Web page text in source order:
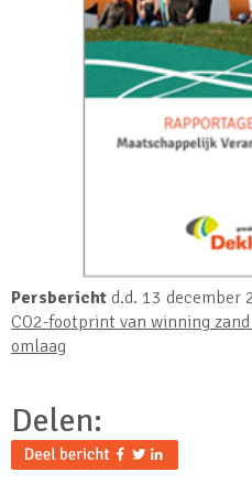
Persbericht d.d. 13 december
CO2-footprint van winning
omlaag
Delen: